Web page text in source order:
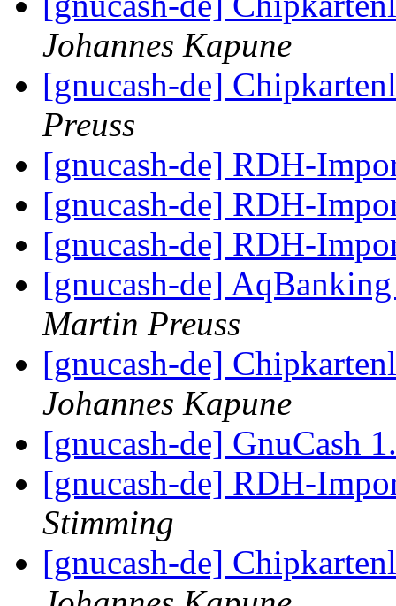
Johannes Kapune
[gnucash-de]
Preuss
[gnucash-de] RDH-
[gnucash-de] RDH-
[gnucash-de] RDH-
[gnucash-de]
Martin Preuss
[gnucash-de]
Johannes Kapune
[gnucash-de] GnuCash
[gnucash-de] RDH-
Stimming
[gnucash-de]